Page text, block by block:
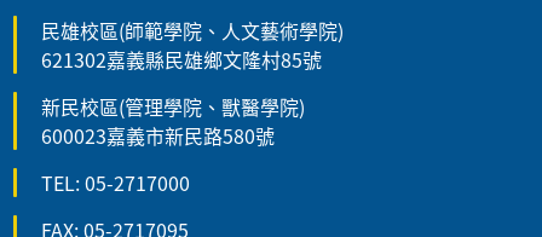
民雄校區(師範學院、人文藝術學院)
621302嘉義縣民雄鄉文隆村85號
新民校區(管理學院、獸醫學院)
600023嘉義市新民路580號
TEL: 05-2717000
FAX: 05-2717095